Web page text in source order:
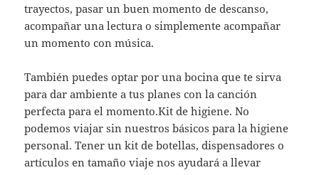
trayectos, pasar un buen momento de descanso,
acompañar una lectura o simplemente acompañar
un momento con música.
También puedes optar por una bocina que te sirva
para dar ambiente a tus planes con la canción
perfecta para el momento.Kit de higiene. No
podemos viajar sin nuestros básicos para la higiene
personal. Tener un kit de botellas, dispensadores o
artículos en tamaño viaje nos ayudará a llevar